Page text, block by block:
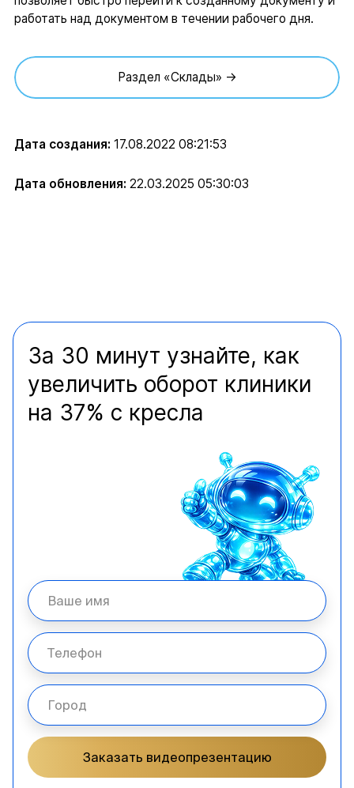
работать над документом в течении рабочего дня.
Раздел «Склады» →
Дата создания: 17.08.2022 08:21:53
Дата обновления: 22.03.2025 05:30:03
За 30 минут узнайте, как
увеличить оборот клиники
на 37% с кресла
Заказать видеопрезентацию